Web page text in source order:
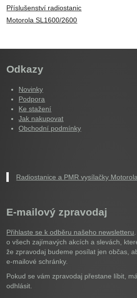
Příslušenství radiostanic
Motorola SL1600/2600
Odkazy
Novinky
Podpora
Ke stažení
Jak nakupovat
Obchodní podmínky
Radiostanice a PMR vysílačky Motorola
E-mailový zpravodaj
Přihlaste se k odběru našeho newsletteru
o všech zajímavých akcích a slevách,
že zpravodaj budeme posílat jen občas,
e-mailové schránky.
Pokud se vám zpravodaj přestane líbit,
odhlásit.